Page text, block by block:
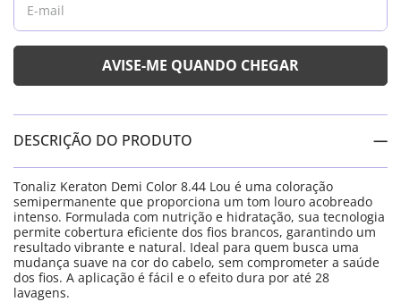
DESCRIÇÃO DO PRODUTO
Tonaliz Keraton Demi Color 8.44 Lou é uma coloração
semipermanente que proporciona um tom louro acobreado
intenso. Formulada com nutrição e hidratação, sua tecnologia
permite cobertura eficiente dos fios brancos, garantindo um
resultado vibrante e natural. Ideal para quem busca uma
mudança suave na cor do cabelo, sem comprometer a saúde
dos fios. A aplicação é fácil e o efeito dura por até 28
lavagens.